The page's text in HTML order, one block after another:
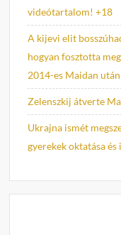
videótartalom! +18
A kijevi elit
hogyan fosztotta
2014-es Maidan után
Zelenszkij átverte
Ukrajna ismét
gyerekek oktatása